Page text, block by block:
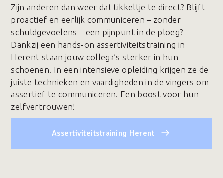
Zijn anderen dan weer dat tikkeltje te direct? Blijft
proactief en eerlijk communiceren – zonder
schuldgevoelens – een pijnpunt in de ploeg?
Dankzij een hands-on assertiviteitstraining in
Herent staan jouw collega’s sterker in hun
schoenen. In een intensieve opleiding krijgen ze de
juiste technieken en vaardigheden in de vingers om
assertief te communiceren. Een boost voor hun
zelfvertrouwen!
Assertiviteitstraining Herent